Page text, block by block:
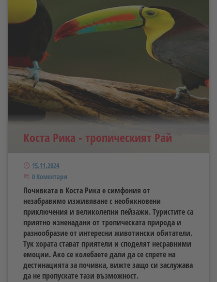
Коста Рика - тропическият Рай
Публикуван
15.11.2024
Започнете дискусията
0 Коментари
Почивката в Коста Рика е симфония от
незабравимо изживяване с необикновени
приключения и великолепни пейзажи. Туристите са
приятно изненадани от тропическата природа и
разнообразие от интересни животински обитатели.
Тук хората стават приятели и споделят несравними
емоции. Ако се колебаете дали да се спрете на
дестинацията за почивка, вижте защо си заслужава
да не пропускате тази възможност.